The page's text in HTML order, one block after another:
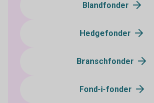
Blandfonder
Hedgefonder
Branschfonder
Fond-i-fonder